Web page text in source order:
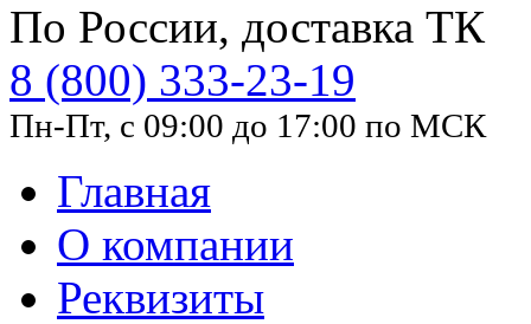
По России, доставка ТК
8 (800) 333-23-19
Пн-Пт, с 09:00 до 17:00 по МСК
Главная
О компании
Реквизиты